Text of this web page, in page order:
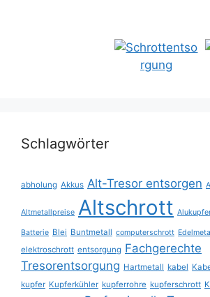
Schlagwörter
abholung Akkus Alt-Tresor entsorgen
Altmetallpreise Altschrott
Batterie Blei Buntmetall computerschrott
elektroschrott entsorgung Fachgerechte
Tresorentsorgung Hartmetall kabel
kupfer Kupferkühler kupferrohre kupferschrott